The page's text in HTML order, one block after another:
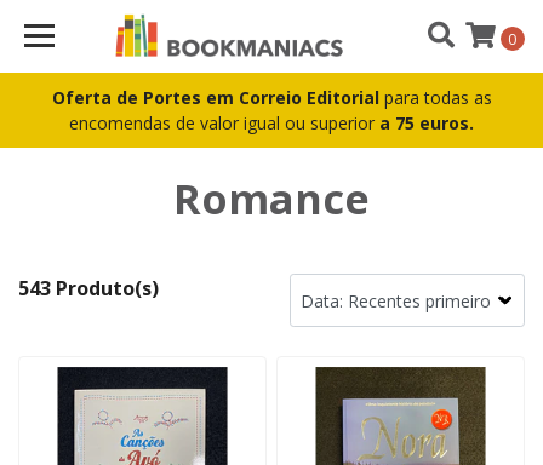
Oferta de Portes em Correio Editorial para todas as
encomendas de valor igual ou superior a 75 euros.
0
Romance
543 Produto(s)